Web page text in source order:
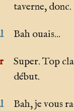
taverne, donc.
Bah ouais...
Super. Top
début.
Bah, je vous